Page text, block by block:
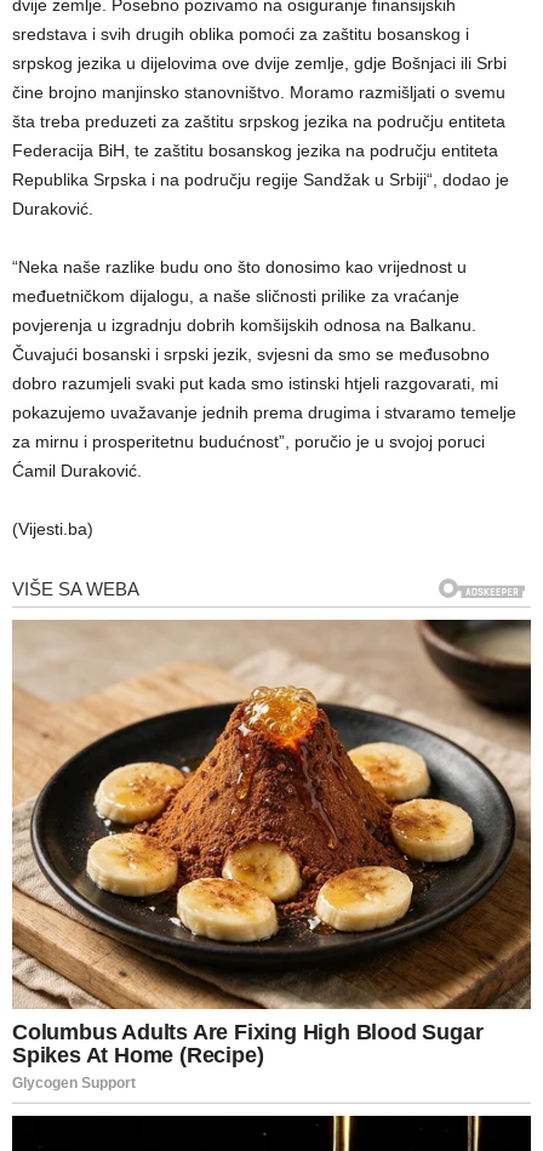
dvije zemlje. Posebno pozivamo na osiguranje finansijskih
sredstava i svih drugih oblika pomoći za zaštitu bosanskog i
srpskog jezika u dijelovima ove dvije zemlje, gdje Bošnjaci ili Srbi
čine brojno manjinsko stanovništvo. Moramo razmišljati o svemu
šta treba preduzeti za zaštitu srpskog jezika na području entiteta
Federacija BiH, te zaštitu bosanskog jezika na području entiteta
Republika Srpska i na području regije Sandžak u Srbiji“, dodao je
Duraković.
“Neka naše razlike budu ono što donosimo kao vrijednost u
međuetničkom dijalogu, a naše sličnosti prilike za vraćanje
povjerenja u izgradnju dobrih komšijskih odnosa na Balkanu.
Čuvajući bosanski i srpski jezik, svjesni da smo se međusobno
dobro razumjeli svaki put kada smo istinski htjeli razgovarati, mi
pokazujemo uvažavanje jednih prema drugima i stvaramo temelje
za mirnu i prosperitetnu budućnost”, poručio je u svojoj poruci
Ćamil Duraković.
(Vijesti.ba)